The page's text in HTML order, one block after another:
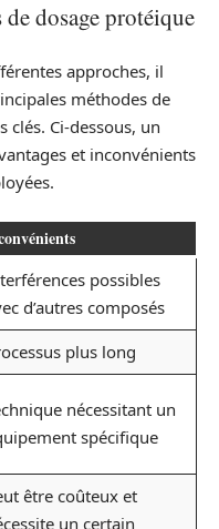
dosage protéique
approches, il
méthodes de
clés. Ci-dessous, un
et inconvénients
possibles
d’autres composés
plus long
nécessitant un
spécifique
être coûteux et
un certain